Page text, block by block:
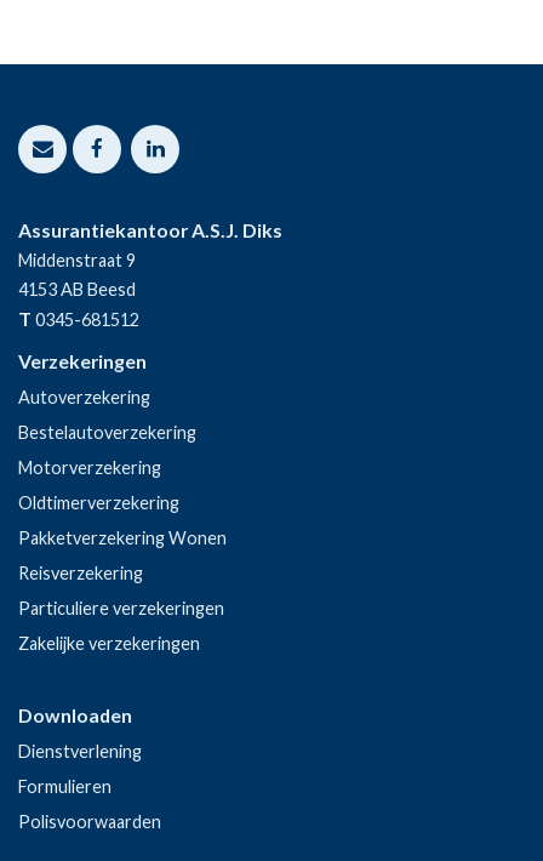
Assurantiekantoor A.S.J. Diks
Middenstraat 9
4153 AB Beesd
T 0345-681512
Verzekeringen
Autoverzekering
Bestelautoverzekering
Motorverzekering
Oldtimerverzekering
Pakketverzekering Wonen
Reisverzekering
Particuliere verzekeringen
Zakelijke verzekeringen
Downloaden
Dienstverlening
Formulieren
Polisvoorwaarden